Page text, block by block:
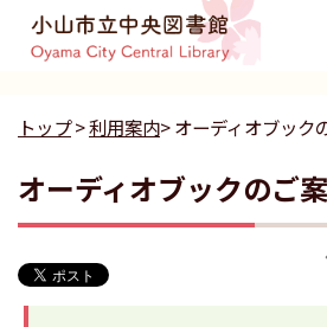
トップ>利用案内> オーディオブック
オーディオブックのご